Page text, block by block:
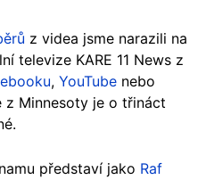
z videa jsme narazili na
televize KARE 11 News z
, YouTube nebo
z Minnesoty je o třináct
představí jako Raf